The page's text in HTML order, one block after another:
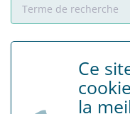
Uitkeringen voor
Ce
la